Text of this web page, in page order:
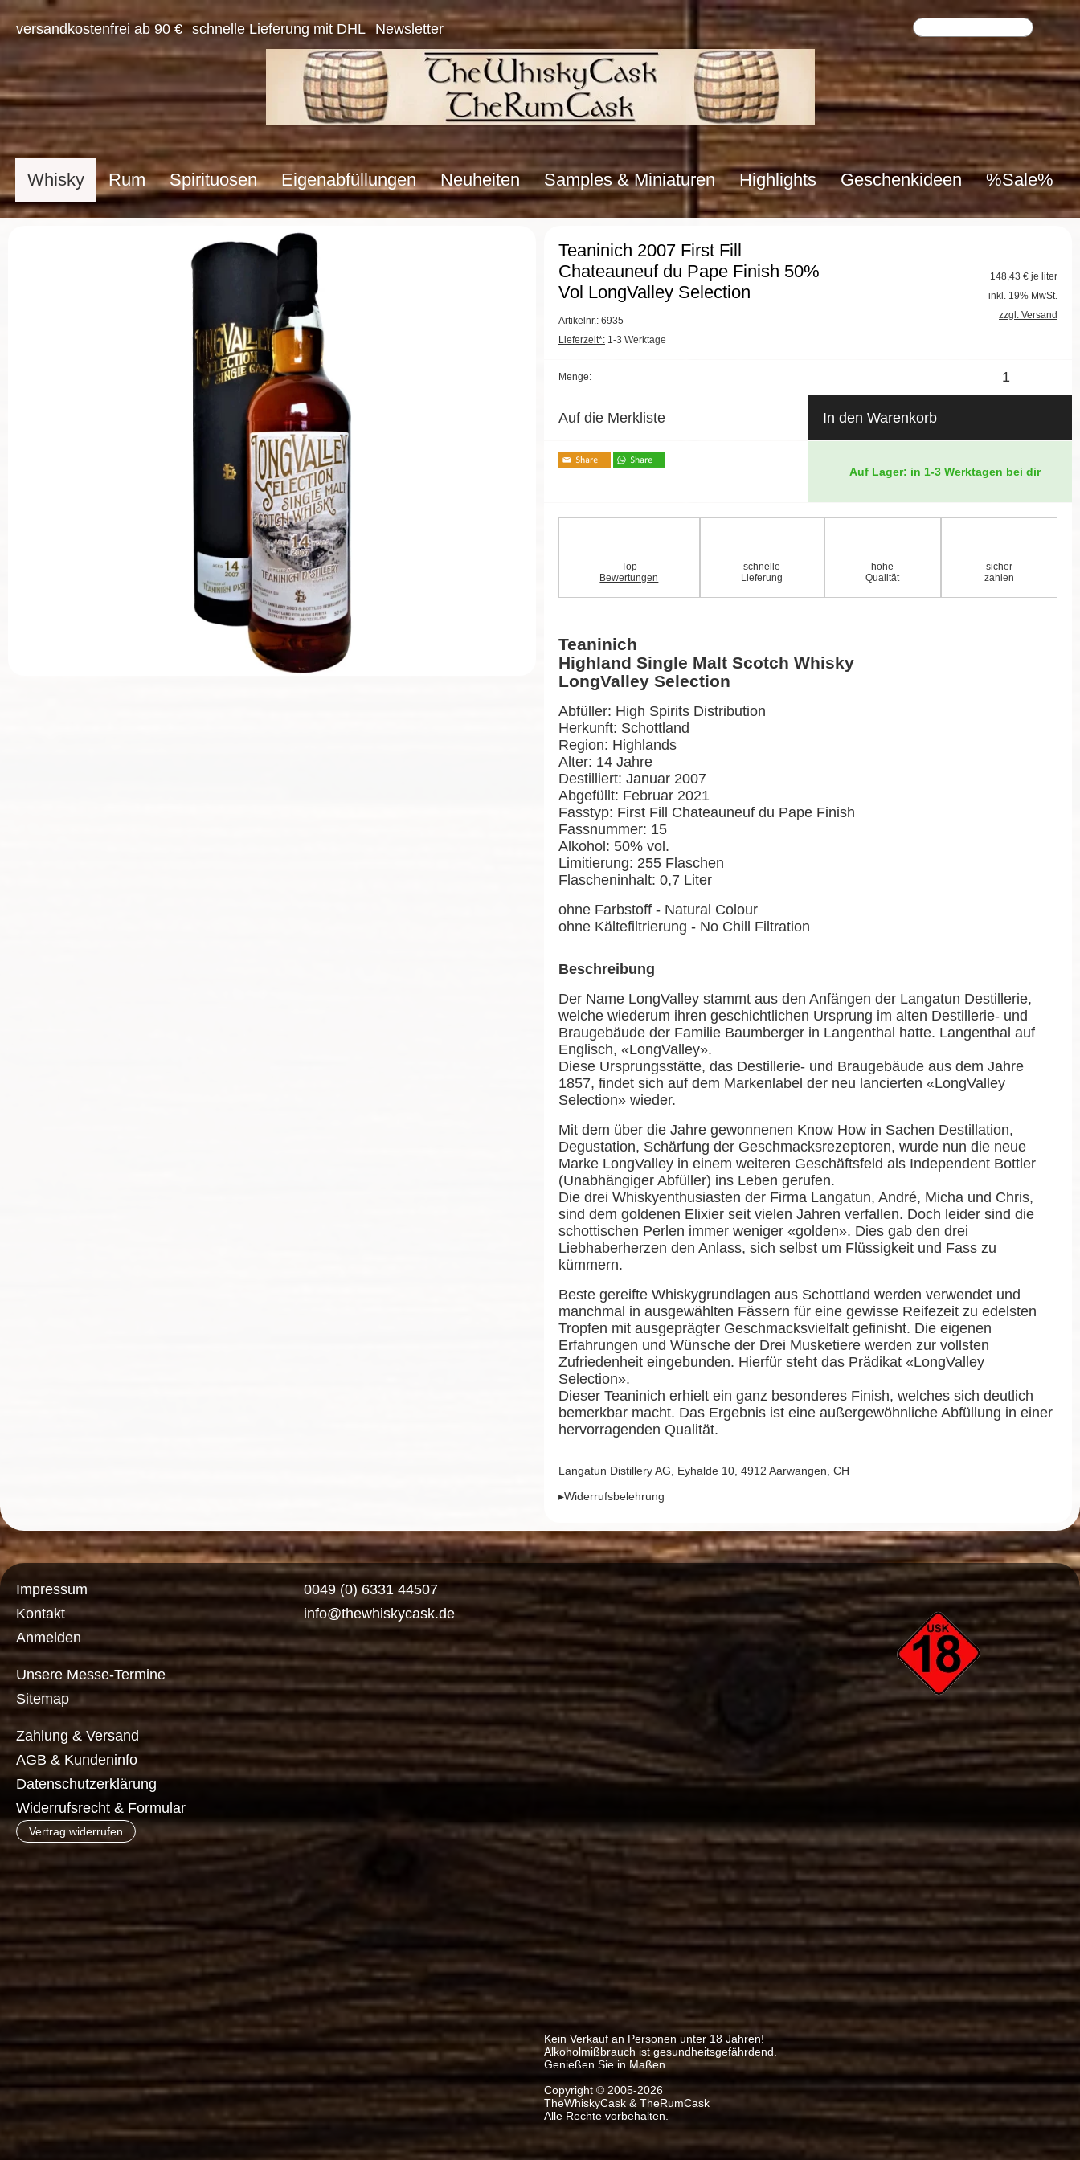
versandkostenfrei ab 90 € schnelle Lieferung mit DHL Newsletter
Whisky Rum Spirituosen Eigenabfüllungen Neuheiten Samples & Miniaturen Highlights Geschenkideen %Sale%
Teaninich 2007 First Fill
Chateauneuf du Pape Finish 50%
Vol LongValley Selection
Artikelnr.: 6935
Lieferzeit*: 1-3 Werktage
148,43 € je liter
inkl. 19% MwSt.
zzgl. Versand
Menge:
Auf die Merkliste In den Warenkorb
Auf Lager: in 1-3 Werktagen bei dir
Top
Bewertungen
schnelle
Lieferung
hohe
Qualität
sicher
zahlen
Teaninich
Highland Single Malt Scotch Whisky
LongValley Selection
Abfüller: High Spirits Distribution
Herkunft: Schottland
Region: Highlands
Alter: 14 Jahre
Destilliert: Januar 2007
Abgefüllt: Februar 2021
Fasstyp: First Fill Chateauneuf du Pape Finish
Fassnummer: 15
Alkohol: 50% vol.
Limitierung: 255 Flaschen
Flascheninhalt: 0,7 Liter
ohne Farbstoff - Natural Colour
ohne Kältefiltrierung - No Chill Filtration
Beschreibung
Der Name LongValley stammt aus den Anfängen der Langatun Destillerie,
welche wiederum ihren geschichtlichen Ursprung im alten Destillerie- und
Braugebäude der Familie Baumberger in Langenthal hatte. Langenthal auf
Englisch, «LongValley».
Diese Ursprungsstätte, das Destillerie- und Braugebäude aus dem Jahre
1857, findet sich auf dem Markenlabel der neu lancierten «LongValley
Selection» wieder.
Mit dem über die Jahre gewonnenen Know How in Sachen Destillation,
Degustation, Schärfung der Geschmacksrezeptoren, wurde nun die neue
Marke LongValley in einem weiteren Geschäftsfeld als Independent Bottler
(Unabhängiger Abfüller) ins Leben gerufen.
Die drei Whiskyenthusiasten der Firma Langatun, André, Micha und Chris,
sind dem goldenen Elixier seit vielen Jahren verfallen. Doch leider sind die
schottischen Perlen immer weniger «golden». Dies gab den drei
Liebhaberherzen den Anlass, sich selbst um Flüssigkeit und Fass zu
kümmern.
Beste gereifte Whiskygrundlagen aus Schottland werden verwendet und
manchmal in ausgewählten Fässern für eine gewisse Reifezeit zu edelsten
Tropfen mit ausgeprägter Geschmacksvielfalt gefinisht. Die eigenen
Erfahrungen und Wünsche der Drei Musketiere werden zur vollsten
Zufriedenheit eingebunden. Hierfür steht das Prädikat «LongValley
Selection».
Dieser Teaninich erhielt ein ganz besonderes Finish, welches sich deutlich
bemerkbar macht. Das Ergebnis ist eine außergewöhnliche Abfüllung in einer
hervorragenden Qualität.
Langatun Distillery AG, Eyhalde 10, 4912 Aarwangen, CH
▸Widerrufsbelehrung
Impressum
Kontakt
Anmelden
Unsere Messe-Termine
Sitemap
Zahlung & Versand
AGB & Kundeninfo
Datenschutzerklärung
Widerrufsrecht & Formular
Vertrag widerrufen
0049 (0) 6331 44507
info@thewhiskycask.de
Kein Verkauf an Personen unter 18 Jahren!
Alkoholmißbrauch ist gesundheitsgefährdend.
Genießen Sie in Maßen.
Copyright © 2005-2026
TheWhiskyCask & TheRumCask
Alle Rechte vorbehalten.